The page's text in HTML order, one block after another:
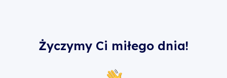
Życzymy Ci miłego dnia!